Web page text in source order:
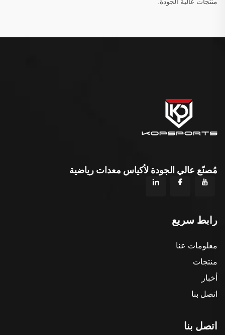
مُصنّع عالي الجودة لأكياس معدات رياضية
رابط سريع
معلومات عنا
منتجات
أخبار
اتصل بنا
اتصل بنا